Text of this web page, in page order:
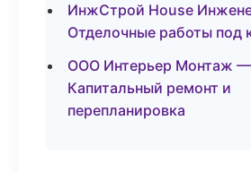
ИнжСтрой House
Отделочные работы под
ООО Интерьер Монтаж —
Капитальный ремонт и
перепланировка